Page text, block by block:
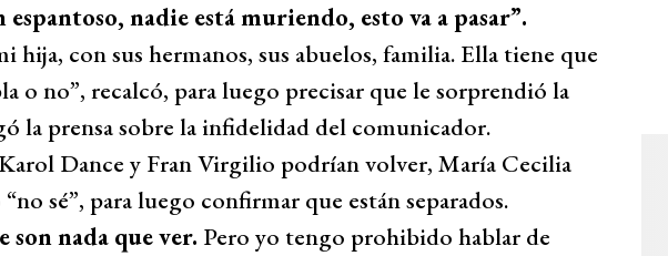
nadie está muriendo, esto va a pasar”.
hija, con sus hermanos, sus abuelos, familia. Ella tiene que
o no”, recalcó, para luego precisar que le sorprendió la
la prensa sobre la infidelidad del comunicador.
Dance y Fran Virgilio podrían volver, María Cecilia
sé”, para luego confirmar que están separados.
son nada que ver. Pero yo tengo prohibido hablar de